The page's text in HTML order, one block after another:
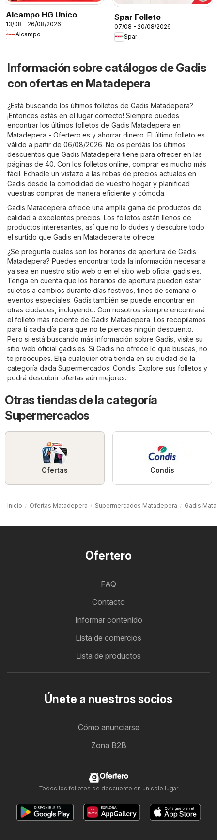
Alcampo HG Unico
13/08 - 26/08/2026
Alcampo
Spar Folleto
07/08 - 20/08/2026
Spar
Información sobre catálogos de Gadis
con ofertas en Matadepera
¿Está buscando los últimos folletos de Gadis Matadepera?
¡Entonces estás en el lugar correcto! Siempre puedes
encontrar los últimos folletos de Gadis Matadepera en
Matadepera - Ofertero.es y ahorrar dinero. El último folleto es
válido a partir de 06/08/2026. No os perdáis los últimos
descuentos que Gadis Matadepera tiene para ofrecer en las
páginas de 40. Con los folletos online, comprar es mucho más
fácil. Echadle un vistazo a las rebas de precios actuales en
Gadis desde la comodidad de vuestro hogar y planificad
vuestras compras de manera eficiente y cómoda.
Gadis Matadepera ofrece una amplia gama de productos de
calidad a excelentes precios. Los folletos están llenos de
productos interesantes, así que no lo dudes y descubre todo
el surtido que Gadis en Matadepera te ofrece.
¿Se pregunta cuáles son los horarios de apertura de Gadis
Matadepera? Puedes encontrar toda la información necesaria
ya sea en nuestro sitio web o en el sitio web oficial gadis.es.
Tenga en cuenta que los horarios de apertura pueden estar
sujetos a cambios durante días festivos, fines de semana o
eventos especiales. Gadis también se puede encontrar en
otras ciudades, incluyendo: Con nosotros siempre encontrará
el folleto más reciente de Gadis Matadepera. Los recopilamos
para ti cada día para que no te pierdas ningún descuento.
Pero si está buscando más información sobre Gadis, visite su
sitio web oficial gadis.es. Si Gadis no ofrece lo que buscas, no
te preocupes. Elija cualquier otra tienda en su ciudad de la
categoría dada Supermercados: Condis. Explore sus folletos y
podrá descubrir ofertas aún mejores.
Otras tiendas de la categoría
Supermercados
Ofertas Condis
Inicio Ofertas Matadepera Supermercados Matadepera Gadis
Ofertero
FAQ
Contacto
Informar contenido
Lista de comercios
Lista de productos
Únete a nuestros socios
Cómo anunciarse
Zona B2B
Ofertero
Todos los folletos de descuento en un solo lugar